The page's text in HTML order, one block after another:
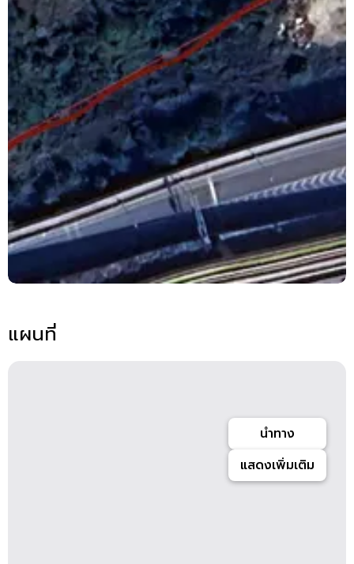
แผนที่
นำทาง
แสดงเพิ่มเติม